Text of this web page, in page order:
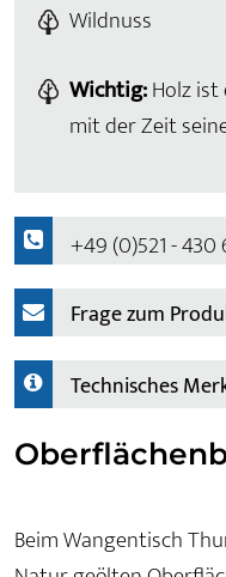
Wildnuss
Wichtig:Holz
mit der Zeit
+49 (0)521 -
Frage zum
Technisches
Beim Wangentisch